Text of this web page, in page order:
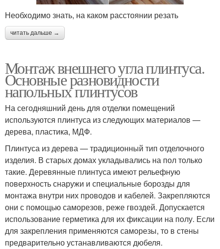
Необходимо знать, на каком расстоянии резать
читать дальше →
Монтаж внешнего угла плинтуса.
Основные разновидности
напольных плинтусов
На сегодняшний день для отделки помещений
используются плинтуса из следующих материалов —
дерева, пластика, МДФ.
Плинтуса из дерева — традиционный тип отделочного
изделия. В старых домах укладывались на пол только
такие. Деревянные плинтуса имеют рельефную
поверхность снаружи и специальные борозды для
монтажа внутри них проводов и кабелей. Закрепляются
они с помощью саморезов, реже гвоздей. Допускается
использование герметика для их фиксации на полу. Если
для закрепления применяются саморезы, то в стены
предварительно устанавливаются дюбеля.